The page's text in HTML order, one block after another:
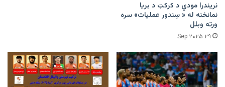
نریندرا مودي د کرکټ د بریا
نمانځنه له « سِندور عملیات» سره
ورته وبلل
۲۹ Sep ۲۰۲۵